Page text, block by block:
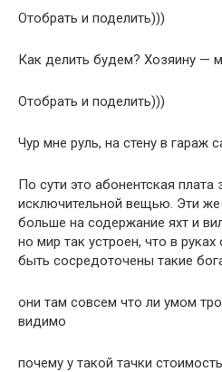
Отобрать и поделить)))
Как делить будем? Хозяину —
Отобрать и поделить)))
Чур мне руль, на стену в гараж
По сути это абонентская плата
исключительной вещью. Эти
больше на содержание яхт и
но мир так устроен, что в
быть сосредоточены такие
они там совсем что ли умом
видимо
почему у такой тачки